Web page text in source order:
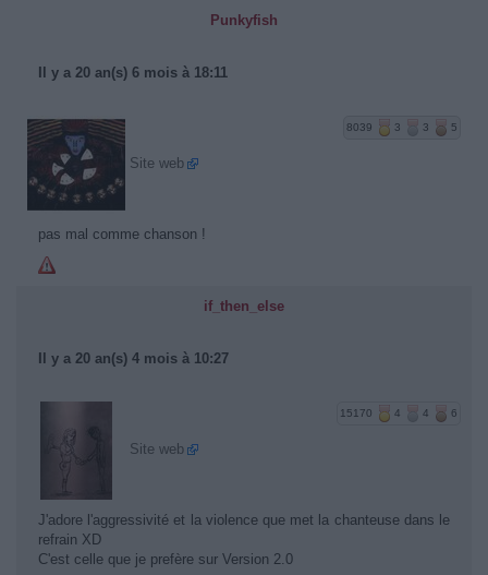
Punkyfish
Il y a 20 an(s) 6 mois à 18:11
8039 3 3 5
Site web
pas mal comme chanson !
if_then_else
Il y a 20 an(s) 4 mois à 10:27
15170 4 4 6
Site web
J'adore l'aggressivité et la violence que met la chanteuse dans le
refrain XD
C'est celle que je prefère sur Version 2.0